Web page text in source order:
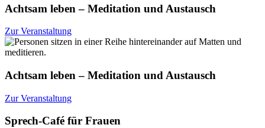
Achtsam leben – Meditation und Austausch
Zur Veranstaltung
Achtsam leben – Meditation und Austausch
Zur Veranstaltung
Sprech-Café für Frauen